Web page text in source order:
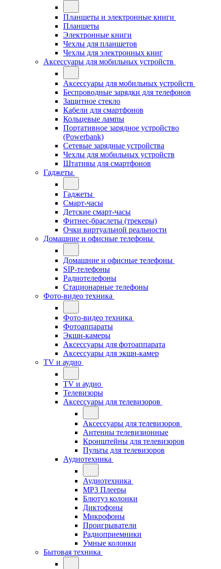
Планшеты и электронные книги
Планшеты
Электронные книги
Чехлы для планшетов
Чехлы для электронных книг
Аксессуары для мобильных устройств
Аксессуары для мобильных устройств
Беспроводные зарядки для телефонов
Защитное стекло
Кабели для смартфонов
Кольцевые лампы
Портативное зарядное устройство
(Powerbank)
Сетевые зарядные устройства
Чехлы для мобильных устройств
Штативы для смартфонов
Гаджеты
Гаджеты
Смарт-часы
Детские смарт-часы
Фитнес-браслеты (трекеры)
Очки виртуальной реальности
Домашние и офисные телефоны
Домашние и офисные телефоны
SIP-телефоны
Радиотелефоны
Стационарные телефоны
Фото-видео техника
Фото-видео техника
Фотоаппараты
Экшн-камеры
Аксессуары для фотоаппарата
Аксессуары для экшн-камер
TV и аудио
TV и аудио
Телевизоры
Аксессуары для телевизоров
Аксессуары для телевизоров
Антенны телевизионные
Кронштейны для телевизоров
Пульты для телевизоров
Аудиотехника
Аудиотехника
MP3 Плееры
Блютуз колонки
Диктофоны
Микрофоны
Проигрыватели
Радиоприемники
Умные колонки
Бытовая техника